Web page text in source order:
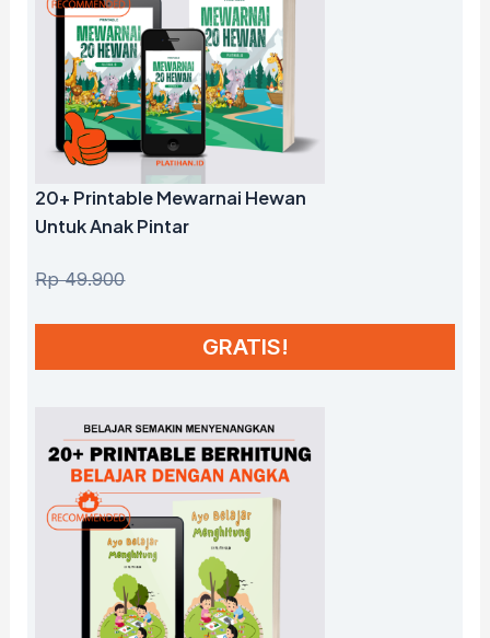
20+ Printable Mewarnai Hewan
Untuk Anak Pintar
Rp 49.900
GRATIS!